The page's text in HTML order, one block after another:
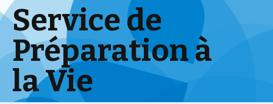
Service de
Préparation à
la Vie